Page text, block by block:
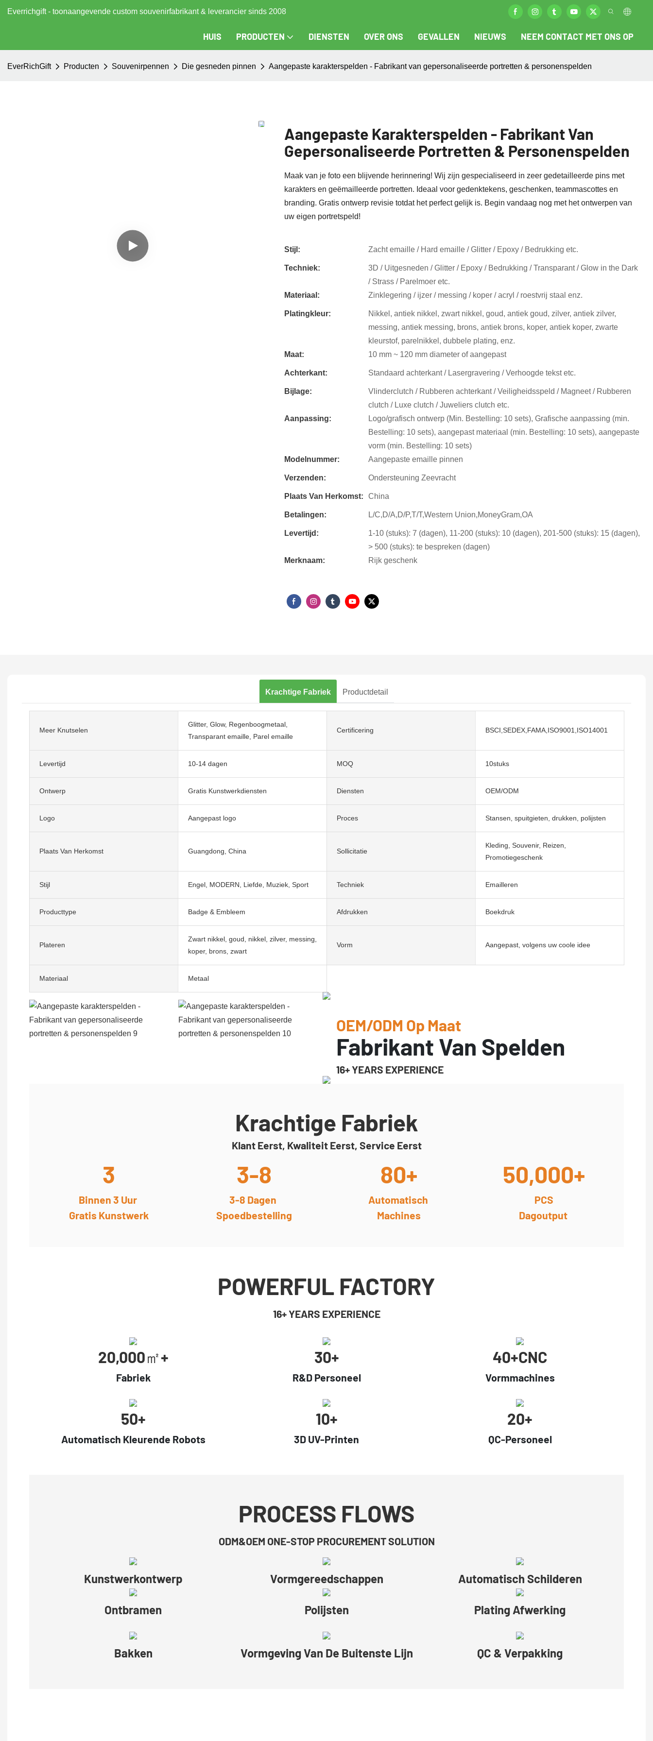
Everrichgift - toonaangevende custom souvenirfabrikant & leverancier sinds 2008
HUIS PRODUCTEN DIENSTEN OVER ONS GEVALLEN NIEUWS NEEM CONTACT MET ONS OP
EverRichGift Producten Souvenirpennen Die gesneden pinnen Aangepaste karakterspelden - Fabrikant van gepersonaliseerde portretten & personenspelden
Aangepaste Karakterspelden - Fabrikant Van
Gepersonaliseerde Portretten & Personenspelden
Maak van je foto een blijvende herinnering! Wij zijn gespecialiseerd in zeer gedetailleerde pins met
karakters en geëmailleerde portretten. Ideaal voor gedenktekens, geschenken, teammascottes en
branding. Gratis ontwerp revisie totdat het perfect gelijk is. Begin vandaag nog met het ontwerpen van
uw eigen portretspeld!
Stijl: Zacht emaille / Hard emaille / Glitter / Epoxy / Bedrukking etc.
Techniek:
3D / Uitgesneden / Glitter / Epoxy / Bedrukking / Transparant / Glow in the Dark
/ Strass / Parelmoer etc.
Materiaal:
Zinklegering / ijzer / messing / koper / acryl / roestvrij staal enz.
Platingkleur:
Nikkel, antiek nikkel, zwart nikkel, goud, antiek goud, zilver, antiek zilver,
messing, antiek messing, brons, antiek brons, koper, antiek koper, zwarte
kleurstof, parelnikkel, dubbele plating, enz.
Maat:
10 mm ~ 120 mm diameter of aangepast
Achterkant: Standaard achterkant / Lasergravering / Verhoogde tekst etc.
Bijlage:
Vlinderclutch / Rubberen achterkant / Veiligheidsspeld / Magneet / Rubberen
clutch / Luxe clutch / Juweliers clutch etc.
Aanpassing:
Logo/grafisch ontwerp (Min. Bestelling: 10 sets), Grafische aanpassing (min.
Bestelling: 10 sets), aangepast materiaal (min. Bestelling: 10 sets), aangepaste
vorm (min. Bestelling: 10 sets)
Modelnummer:
Aangepaste emaille pinnen
Verzenden: Ondersteuning Zeevracht
Plaats Van Herkomst: China
Betalingen: L/C,D/A,D/P,T/T,Western Union,MoneyGram,OA
Levertijd:
1-10 (stuks): 7 (dagen), 11-200 (stuks): 10 (dagen), 201-500 (stuks): 15 (dagen),
> 500 (stuks): te bespreken (dagen)
Merknaam:
Rijk geschenk
Krachtige Fabriek Productdetail
Meer Knutselen
Glitter, Glow, Regenboogmetaal,
Transparant emaille, Parel emaille
Certificering BSCI,SEDEX,FAMA,ISO9001,ISO14001
Levertijd 10-14 dagen MOQ 10stuks
Ontwerp Gratis Kunstwerkdiensten Diensten OEM/ODM
Logo Aangepast logo Proces Stansen, spuitgieten, drukken, polijsten
Plaats Van Herkomst Guangdong, China Sollicitatie
Kleding, Souvenir, Reizen,
Promotiegeschenk
Stijl Engel, MODERN, Liefde, Muziek, Sport Techniek Emailleren
Producttype Badge & Embleem Afdrukken Boekdruk
Plateren
Zwart nikkel, goud, nikkel, zilver, messing,
koper, brons, zwart
Vorm Aangepast, volgens uw coole idee
Materiaal Metaal
OEM/ODM Op Maat
Fabrikant Van Spelden
16+ YEARS EXPERIENCE
Krachtige Fabriek
Klant Eerst, Kwaliteit Eerst, Service Eerst
3
Binnen 3 Uur
Gratis Kunstwerk
3-8
3-8 Dagen
Spoedbestelling
80+
Automatisch
Machines
50,000+
PCS
Dagoutput
POWERFUL FACTORY
16+ YEARS EXPERIENCE
20,000㎡+
Fabriek
30+
R&D Personeel
40+cNC
Vormmachines
50+
Automatisch Kleurende Robots
10+
3D UV-Printen
20+
QC-Personeel
PROCESS FLOWS
ODM&OEM ONE-STOP PROCUREMENT SOLUTION
Kunstwerkontwerp Vormgereedschappen Automatisch Schilderen
Ontbramen Polijsten Plating Afwerking
Bakken Vormgeving Van De Buitenste Lijn QC & Verpakking